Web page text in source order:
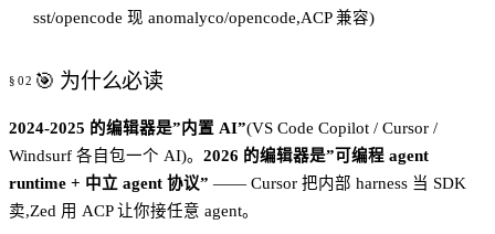
sst/opencode 现 anomalyco/opencode,ACP 兼容)
🎯 为什么必读
2024-2025 的编辑器是”内置 AI”(VS Code Copilot / Cursor /
Windsurf 各自包一个 AI)。 2026 的编辑器是”可编程 agent
runtime + 中立 agent 协议” —— Cursor 把内部 harness 当 SDK
卖,Zed 用 ACP 让你接任意 agent。